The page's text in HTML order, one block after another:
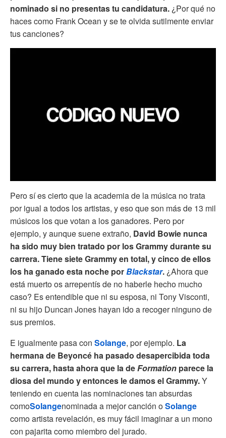
nominado si no presentas tu candidatura. ¿Por qué no
haces como Frank Ocean y se te olvida sutilmente enviar
tus canciones?
Pero sí es cierto que la academia de la música no trata
por igual a todos los artistas, y eso que son más de 13 mil
músicos los que votan a los ganadores. Pero por
ejemplo, y aunque suene extraño, David Bowie nunca
ha sido muy bien tratado por los Grammy durante su
carrera. Tiene siete Grammy en total, y cinco de ellos
los ha ganado esta noche porBlackstar. ¿Ahora que
está muerto os arrepentís de no haberle hecho mucho
caso? Es entendible que ni su esposa, ni Tony Visconti,
ni su hijo Duncan Jones hayan ido a recoger ninguno de
sus premios.
E igualmente pasa con Solange, por ejemplo. La
hermana de Beyoncé ha pasado desapercibida toda
su carrera, hasta ahora que la deFormation parece la
diosa del mundo y entonces le damos el Grammy.Y
teniendo en cuenta las nominaciones tan absurdas
comoSolangenominada a mejor canción oSolange
como artista revelación, es muy fácil imaginar a un mono
con pajarita como miembro del jurado.